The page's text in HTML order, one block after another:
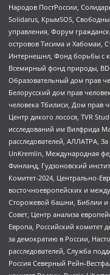
Народов ПостРоссии,
Solidarus, КрымSOS,
управления, Форум
островов Тисима и Хабомаи,
Интернешнл, Фонд борьбы с
Всемирный фонд природы,
Образовательный дом прав
Белорусский дом прав
человека Тбилиси, Дом прав
Центр дикого лосося, TVR
исследований им Вилфрида
расследователей, АЛЛАТРА,
UnKremlin, Международная
Финланд, Гудзоновский
Комитет-2024, Центрально-
восточноевропейских и
Сторожевой башни, Библии и
Совет, Центр анализа
Европа, Российский комитет
за демократию в России,
расследователей, Служба
Россия Северный Рейн-